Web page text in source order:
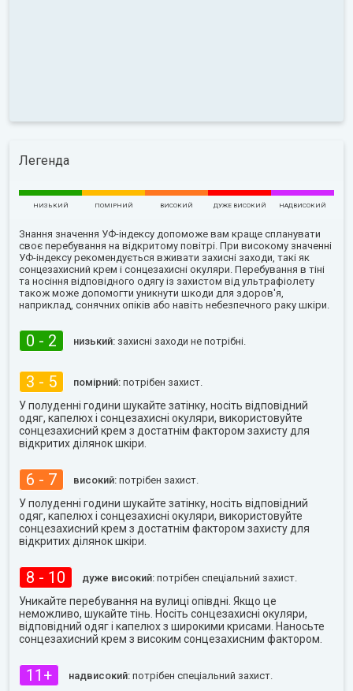
Легенда
НИЗЬКИЙ ПОМІРНИЙ ВИСОКИЙ ДУЖЕ ВИСОКИЙ НАДВИСОКИЙ
Знання значення УФ-індексу допоможе вам краще спланувати
своє перебування на відкритому повітрі. При високому значенні
УФ-індексу рекомендується вживати захисні заходи, такі як
сонцезахисний крем і сонцезахисні окуляри. Перебування в тіні
та носіння відповідного одягу із захистом від ультрафіолету
також може допомогти уникнути шкоди для здоров'я,
наприклад, сонячних опіків або навіть небезпечного раку шкіри.
0 - 2 низький: захисні заходи не потрібні.
3 - 5 помірний: потрібен захист.
У полуденні години шукайте затінку, носіть відповідний
одяг, капелюх і сонцезахисні окуляри, використовуйте
сонцезахисний крем з достатнім фактором захисту для
відкритих ділянок шкіри.
6 - 7 високий: потрібен захист.
У полуденні години шукайте затінку, носіть відповідний
одяг, капелюх і сонцезахисні окуляри, використовуйте
сонцезахисний крем з достатнім фактором захисту для
відкритих ділянок шкіри.
8 - 10 дуже високий: потрібен спеціальний захист.
Уникайте перебування на вулиці опівдні. Якщо це
неможливо, шукайте тінь. Носіть сонцезахисні окуляри,
відповідний одяг і капелюх з широкими крисами. Наносьте
сонцезахисний крем з високим сонцезахисним фактором.
11+ надвисокий: потрібен спеціальний захист.